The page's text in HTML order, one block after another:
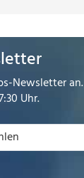
Newsletter an.
Uhr.